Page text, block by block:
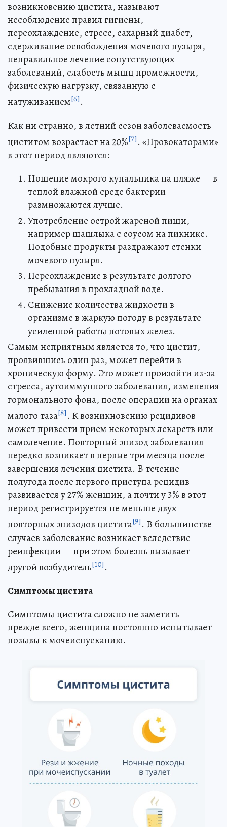
возникновению цистита, называют
несоблюдение правил гигиены,
переохлаждение, стресс, сахарный диабет,
сдерживание освобождения мочевого пузыря,
неправильное лечение сопутствующих
заболеваний, слабость мышц промежности,
физическую нагрузку, связанную с
натуживанием[6].
Как ни странно, в летний сезон заболеваемость
циститом возрастает на 20%[7]. «Провокаторами»
в этот период являются:
Ношение мокрого купальника на пляже — в
теплой влажной среде бактерии
размножаются лучше.
Употребление острой жареной пищи,
например шашлыка с соусом на пикнике.
Подобные продукты раздражают стенки
мочевого пузыря.
Переохлаждение в результате долгого
пребывания в прохладной воде.
Снижение количества жидкости в
организме в жаркую погоду в результате
усиленной работы потовых желез.
Самым неприятным является то, что цистит,
проявившись один раз, может перейти в
хроническую форму. Это может произойти из-за
стресса, аутоиммунного заболевания, изменения
гормонального фона, после операции на органах
малого таза[8]. К возникновению рецидивов
может привести прием некоторых лекарств или
самолечение. Повторный эпизод заболевания
нередко возникает в первые три месяца после
завершения лечения цистита. В течение
полугода после первого приступа рецидив
развивается у 27% женщин, а почти у 3% в этот
период регистрируется не меньше двух
повторных эпизодов цистита[9]. В большинстве
случаев заболевание возникает вследствие
реинфекции — при этом болезнь вызывает
другой возбудитель[10].
Симптомы цистита
Симптомы цистита сложно не заметить —
прежде всего, женщина постоянно испытывает
позывы к мочеиспусканию.